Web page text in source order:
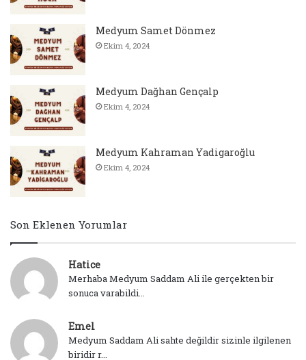
Medyum Samet Dönmez
Ekim 4, 2024
Medyum Dağhan Gençalp
Ekim 4, 2024
Medyum Kahraman Yadigaroğlu
Ekim 4, 2024
Son Eklenen Yorumlar
Hatice
Merhaba Medyum Saddam Ali ile gerçekten bir
sonuca varabildi...
Emel
Medyum Saddam Ali sahte değildir sizinle ilgilenen
biridir r...